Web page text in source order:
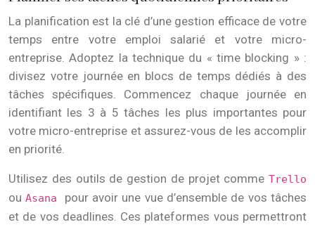
La planification est la clé d’une gestion efficace de votre
temps entre votre emploi salarié et votre micro-
entreprise. Adoptez la technique du « time blocking » :
divisez votre journée en blocs de temps dédiés à des
tâches spécifiques. Commencez chaque journée en
identifiant les 3 à 5 tâches les plus importantes pour
votre micro-entreprise et assurez-vous de les accomplir
en priorité.
Utilisez des outils de gestion de projet comme Trello
ouAsana pour avoir une vue d’ensemble de vos tâches
et de vos deadlines. Ces plateformes vous permettront